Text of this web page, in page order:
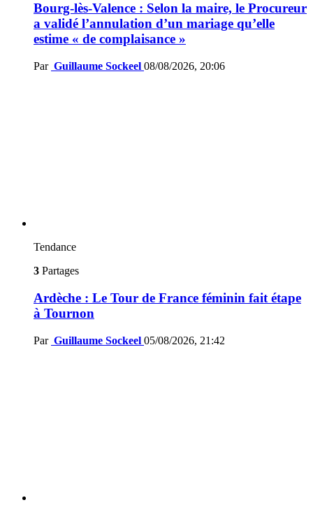
Bourg-lès-Valence : Selon la maire, le Procureur
a validé l’annulation d’un mariage qu’elle
estime « de complaisance »
Par Guillaume Sockeel 08/08/2026, 20:06
Tendance
3 Partages
Ardèche : Le Tour de France féminin fait étape
à Tournon
Par Guillaume Sockeel 05/08/2026, 21:42